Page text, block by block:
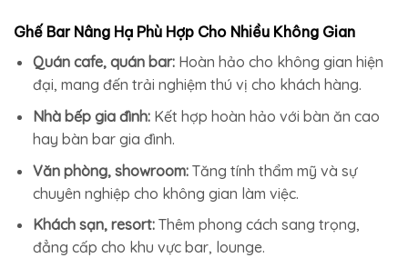
Ghế Bar Nâng Hạ Phù Hợp Cho Nhiều Không Gian
Quán cafe, quán bar:Hoàn hảo cho không gian hiện
đại, mang đến trải nghiệm thú vị cho khách hàng.
Nhà bếp gia đình:Kết hợp hoàn hảo với bàn ăn cao
hay bàn bar gia đình.
Văn phòng, showroom:Tăng tính thẩm mỹ và sự
chuyên nghiệp cho không gian làm việc.
Khách sạn, resort:Thêm phong cách sang trọng,
đẳng cấp cho khu vực bar, lounge.